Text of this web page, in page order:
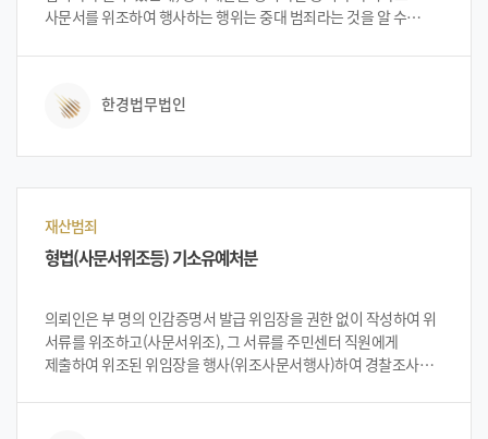
사문서를 위조하여 행사하는 행위는 중대 범죄라는 것을 알 수
한경법무법인
재산범죄
형법(사문서위조등) 기소유예처분
의뢰인은 부 명의 인감증명서 발급 위임장을 권한 없이 작성하여 위
서류를 위조하고(사문서위조), 그 서류를 주민센터 직원에게
제출하여 위조된 위임장을 행사(위조사문서행사)하여 경찰조사를
정리하던 중 부 명의의 은행계좌에 남아있는 미화 달러를 인출하는